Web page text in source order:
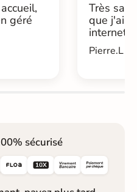
géré
Très
que j'ai
internet....
Pierre.L -
sécurisé
 